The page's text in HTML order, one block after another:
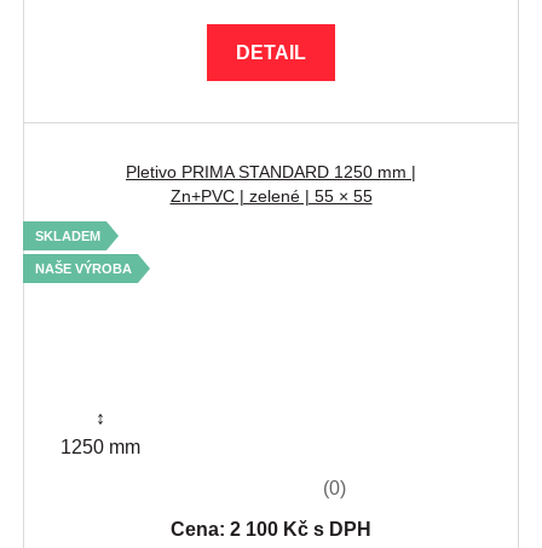
DETAIL
Pletivo PRIMA STANDARD 1250 mm |
Zn+PVC | zelené | 55 × 55
SKLADEM
NAŠE VÝROBA
↕
1250 mm
(0)
Cena: 2 100 Kč s DPH